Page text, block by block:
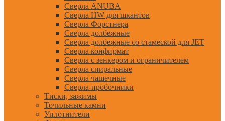
Сверла ANUBA
Сверла HW для шкантов
Сверла Форстнера
Сверла долбежные
Сверла долбежные со стамеской для JET
Сверла конфирмат
Сверла с зенкером и ограничителем
Сверла спиральные
Сверла чашечные
Сверла-пробочники
Тиски, зажимы
Точильные камни
Уплотнители